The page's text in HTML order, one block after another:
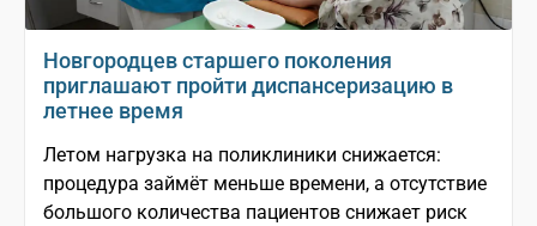
Новгородцев старшего поколения
приглашают пройти диспансеризацию в
летнее время
Летом нагрузка на поликлиники снижается:
процедура займёт меньше времени, а отсутствие
большого количества пациентов снижает риск